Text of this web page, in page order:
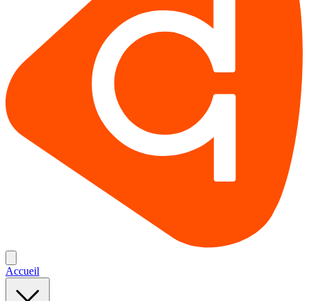
Accueil